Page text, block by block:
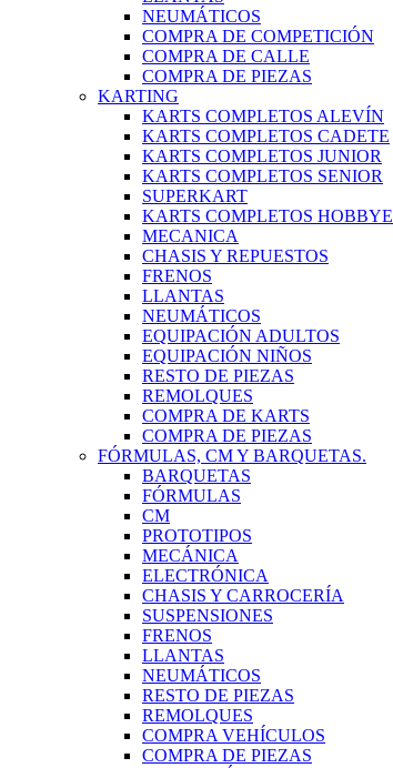
NEUMÁTICOS
COMPRA DE COMPETICIÓN
COMPRA DE CALLE
COMPRA DE PIEZAS
KARTING
KARTS COMPLETOS ALEVÍN
KARTS COMPLETOS CADETE
KARTS COMPLETOS JUNIOR
KARTS COMPLETOS SENIOR
SUPERKART
KARTS COMPLETOS HOBBYE
MECANICA
CHASIS Y REPUESTOS
FRENOS
LLANTAS
NEUMÁTICOS
EQUIPACIÓN ADULTOS
EQUIPACIÓN NIÑOS
RESTO DE PIEZAS
REMOLQUES
COMPRA DE KARTS
COMPRA DE PIEZAS
FÓRMULAS, CM Y BARQUETAS.
BARQUETAS
FÓRMULAS
CM
PROTOTIPOS
MECÁNICA
ELECTRÓNICA
CHASIS Y CARROCERÍA
SUSPENSIONES
FRENOS
LLANTAS
NEUMÁTICOS
RESTO DE PIEZAS
REMOLQUES
COMPRA VEHÍCULOS
COMPRA DE PIEZAS